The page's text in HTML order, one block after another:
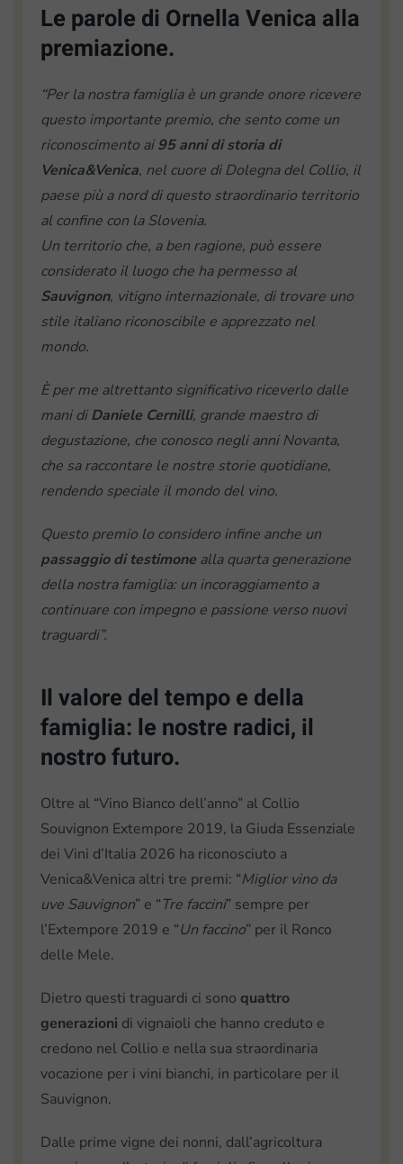
Le parole di Ornella Venica alla
premiazione.
“Per la nostra famiglia è un grande onore ricevere
questo importante premio, che sento come un
riconoscimento ai95 anni di storia di
Venica&Venica, nel cuore di Dolegna del Collio, il
paese più a nord di questo straordinario territorio
al confine con la Slovenia.
Un territorio che, a ben ragione, può essere
considerato il luogo che ha permesso al
Sauvignon, vitigno internazionale, di trovare uno
stile italiano riconoscibile e apprezzato nel
mondo.
È per me altrettanto significativo riceverlo dalle
mani diDaniele Cernilli, grande maestro di
degustazione, che conosco negli anni Novanta,
che sa raccontare le nostre storie quotidiane,
rendendo speciale il mondo del vino.
Questo premio lo considero infine anche un
passaggio di testimone alla quarta generazione
della nostra famiglia: un incoraggiamento a
continuare con impegno e passione verso nuovi
traguardi”.
Il valore del tempo e della
famiglia: le nostre radici, il
nostro futuro.
Oltre al “Vino Bianco dell’anno” al Collio
Souvignon Extempore 2019, la Giuda Essenziale
dei Vini d’Italia 2026 ha riconosciuto a
Venica&Venica altri tre premi: “Miglior vino da
uve Sauvignon” e “Tre faccini” sempre per
l’Extempore 2019 e “Un faccino” per il Ronco
delle Mele.
Dietro questi traguardi ci sono quattro
generazioni di vignaioli che hanno creduto e
credono nel Collio e nella sua straordinaria
vocazione per i vini bianchi, in particolare per il
Sauvignon.
Dalle prime vigne dei nonni, dall’agricoltura